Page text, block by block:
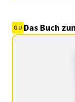
Das Buch